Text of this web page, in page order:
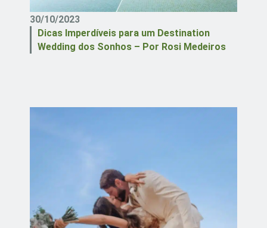
30/10/2023
Dicas Imperdíveis para um Destination
Wedding dos Sonhos – Por Rosi Medeiros